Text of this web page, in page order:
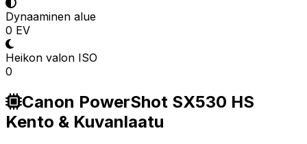
Dynaaminen alue
0 EV
Heikon valon ISO
0
Canon PowerShot SX530 HS
Kento & Kuvanlaatu